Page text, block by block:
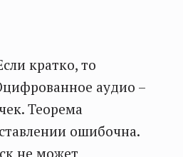
кратко, то
аудио –
Теорема
ошибочна.